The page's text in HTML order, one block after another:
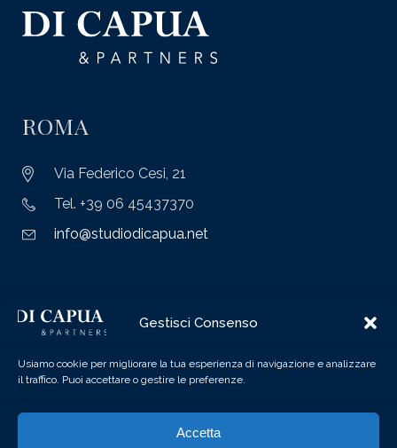
Gestisci Consenso
Usiamo cookie per migliorare la tua esperienza di navigazione e analizzare
il traffico. Puoi accettare o gestire le preferenze.
Accetta
ROMA
Via Federico Cesi, 21
Tel. +39 06 45437370
info@studiodicapua.net
MILANO
Via Felice Casati, 3